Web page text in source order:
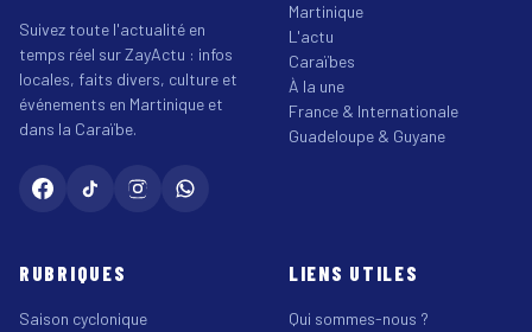
Suivez toute l'actualité en
temps réel sur ZayActu : infos
locales, faits divers, culture et
événements en Martinique et
dans la Caraïbe.
Martinique
L'actu
Caraïbes
À la une
France & Internationale
Guadeloupe & Guyane
RUBRIQUES
Saison cyclonique
LIENS UTILES
Qui sommes-nous ?